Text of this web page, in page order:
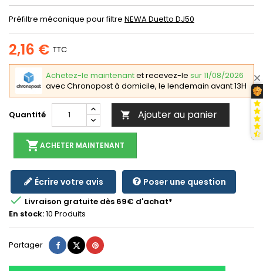
Préfiltre mécanique pour filtre NEWA Duetto DJ50
2,16 € TTC
Achetez-le maintenantet recevez-le sur 11/08/2026
avec Chronopost à domicile, le lendemain avant 13H
Quantité  Ajouter au panier
shopping_cartACHETER MAINTENANT
Écrire votre avis Poser une question
 Livraison gratuite dès 69€ d'achat*
En stock:10 Produits
Partager Partager
TweetPinterest